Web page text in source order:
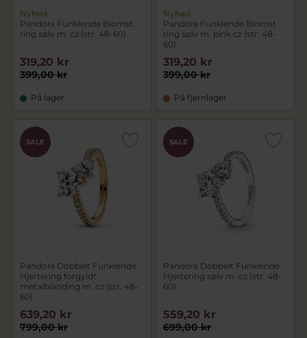
Nyhed
Pandora Funklende Blomst
ring sølv m. cz (str. 48-60)
399,00 kr
319,20 kr
På lager
Nyhed
Pandora Funklende Blomst
ring sølv m. pink cz (str. 48-
60)
399,00 kr
319,20 kr
På fjernlager
SALE
Pandora Dobbelt Funklende
Hjertering forgyldt
metalblanding m. cz (str. 48-
60)
799,00 kr
639,20 kr
SALE
Pandora Dobbelt Funklende
Hjertering sølv m. cz (str. 48-
60)
699,00 kr
559,20 kr